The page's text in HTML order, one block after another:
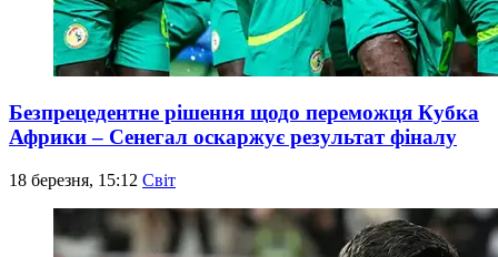
Безпрецедентне рішення щодо переможця Кубка
Африки – Сенегал оскаржує результат фіналу
18 березня, 15:12 Світ